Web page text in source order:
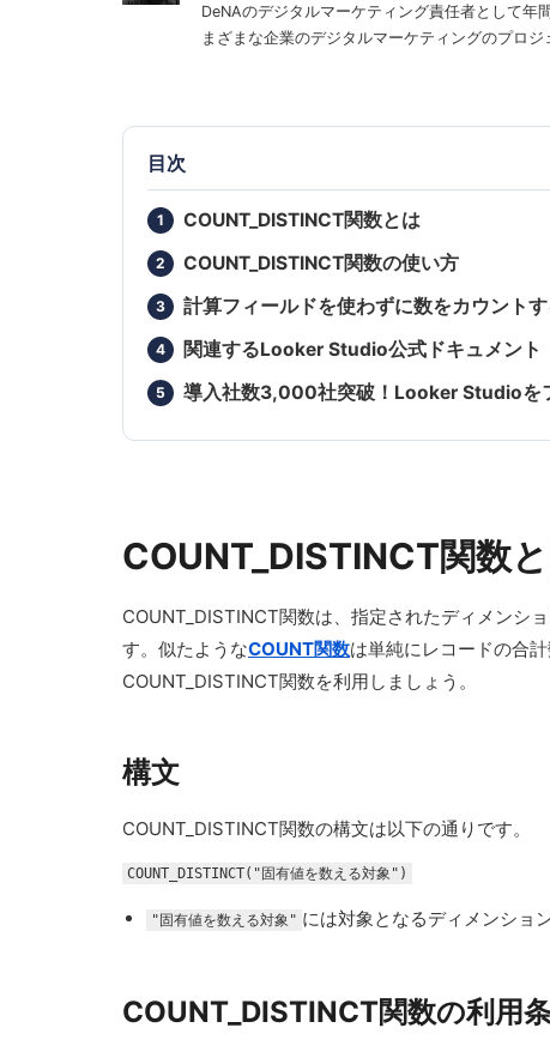
DeNAのデジタルマーケティング責任者として
まざまな企業のデジタルマーケティングのプロ
目次
COUNT_DISTINCT関数とは
COUNT_DISTINCT関数の使い方
計算フィールドを使わずに数をカウント
関連するLooker Studio公式ドキュメント
導入社数3,000社突破！Looker Studioを
COUNT_DISTINCT関数
COUNT_DISTINCT関数は、指定されたディメンシ
す。似たようなCOUNT関数は単純にレコードの合
COUNT_DISTINCT関数を利用しましょう。
構文
COUNT_DISTINCT関数の構文は以下の通りです。
COUNT_DISTINCT("固有値を数える対象")
"固有値を数える対象" には対象となるディメンショ
COUNT_DISTINCT関数の利用